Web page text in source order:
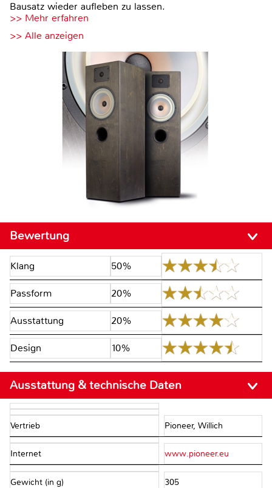
Bausatz wieder aufleben zu lassen.
>> Mehr erfahren
>> Alle anzeigen
Bewertung
Klang 50%
Passform 20%
Ausstattung 20%
Design 10%
Ausstattung & technische Daten
Vertrieb Pioneer, Willich
Internet www.pioneer.eu
Gewicht (in g) 305